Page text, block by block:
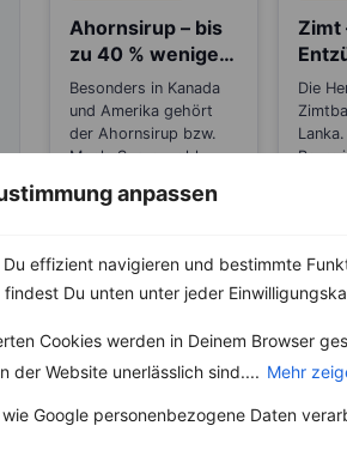
anpassen
effizient navigieren und bestimmte
Du unten unter jeder
Cookies werden in Deinem Browser
der Website unerlässlich sind.... Mehr
Google personenbezogene Daten
Ahornsirup – bis
zu 40 % weniger
Kalorien als
Zucker
Besonders in Kanada
und Amerika gehört
der Ahornsirup bzw.
Maple Syrup wohl zu
Zimt
und
Die
Baum
Weitere Vegetarische